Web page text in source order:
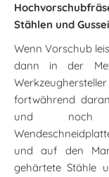
Stählen und
Wenn Vorschub
dann in der
fortwährend
und noch
und auf den
gehärtete Stähle